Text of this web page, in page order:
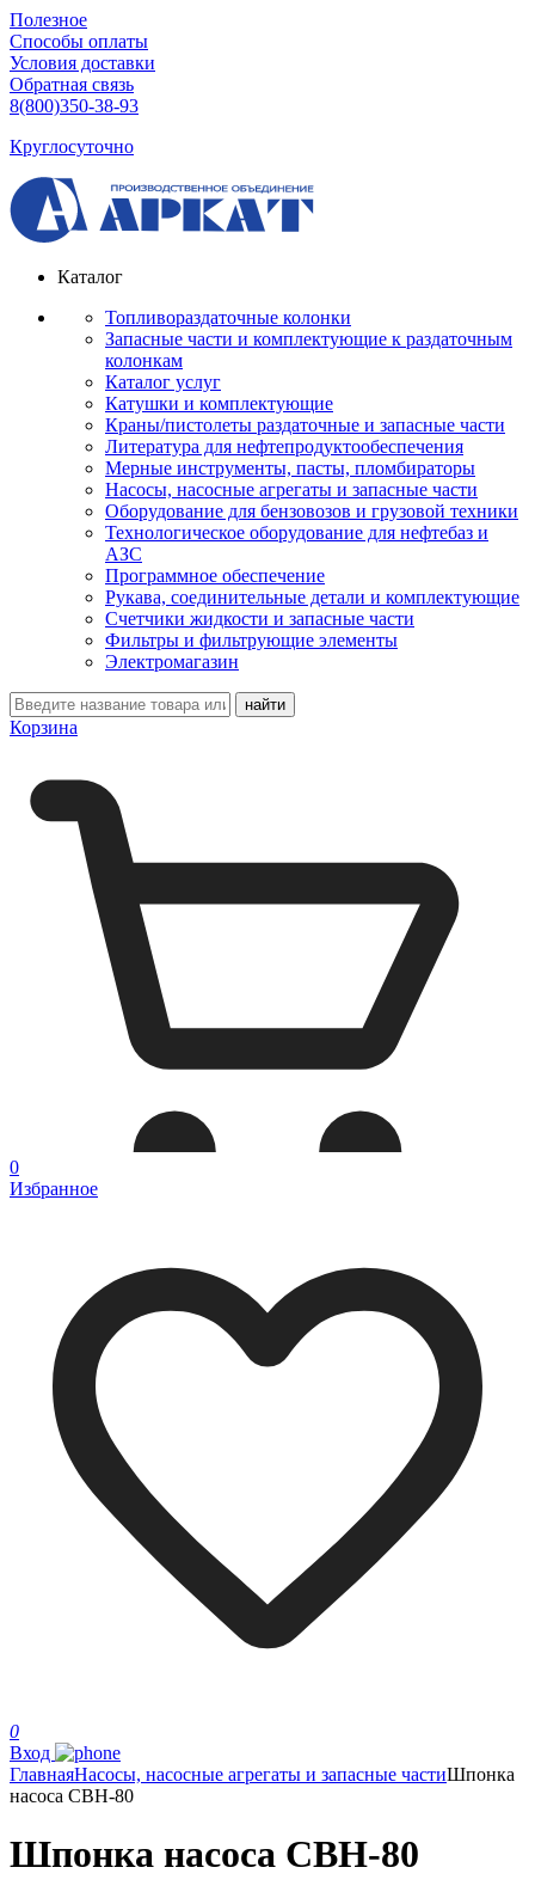
Полезное
Способы оплаты
Условия доставки
Обратная связь
8(800)350-38-93
Круглосуточно
Каталог
Топливораздаточные колонки
Запасные части и комплектующие к раздаточным
колонкам
Каталог услуг
Катушки и комплектующие
Краны/пистолеты раздаточные и запасные части
Литература для нефтепродуктообеспечения
Мерные инструменты, пасты, пломбираторы
Насосы, насосные агрегаты и запасные части
Оборудование для бензовозов и грузовой техники
Технологическое оборудование для нефтебаз и
АЗС
Программное обеспечение
Рукава, соединительные детали и комплектующие
Счетчики жидкости и запасные части
Фильтры и фильтрующие элементы
Электромагазин
Корзина
0
Избранное
0
Вход
ГлавнаяНасосы, насосные агрегаты и запасные частиШпонка
насоса СВН-80
Шпонка насоса СВН-80